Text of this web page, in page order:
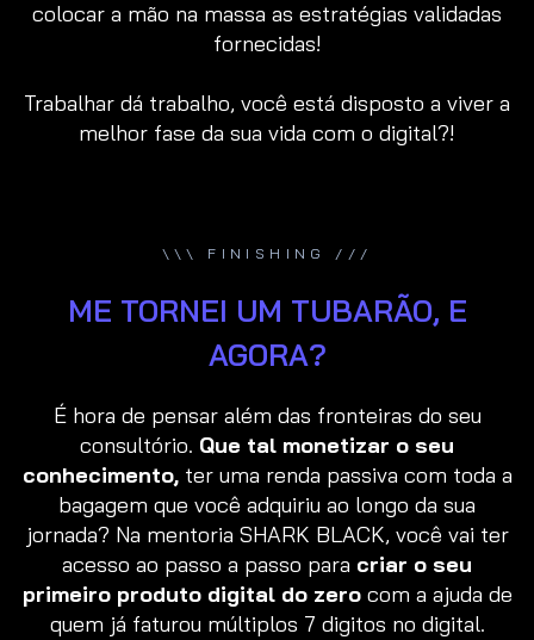
colocar a mão na massa as estratégias validadas
fornecidas!
Trabalhar dá trabalho, você está disposto a viver a
melhor fase da sua vida com o digital?!
\\\ FINISHING ///
ME TORNEI UM TUBARÃO, E
AGORA?
É hora de pensar além das fronteiras do seu
consultório. Que tal monetizar o seu
conhecimento,ter uma renda passiva com toda a
bagagem que você adquiriu ao longo da sua
jornada? Na mentoria SHARK BLACK, você vai ter
acesso ao passo a passo para criar o seu
primeiro produto digital do zerocom a ajuda de
quem já faturou múltiplos 7 digitos no digital.